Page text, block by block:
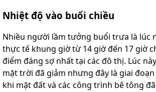
Nhiệt độ vào buổi chiều
Nhiều người lầm tưởng buổi trưa là lúc
thực tế khung giờ từ 14 giờ đến 17 giờ
điểm đáng sợ nhất tại các đô thị. Lúc
mặt trời đã giảm nhưng đây là giai
khi mặt đất và các công trình bê tông